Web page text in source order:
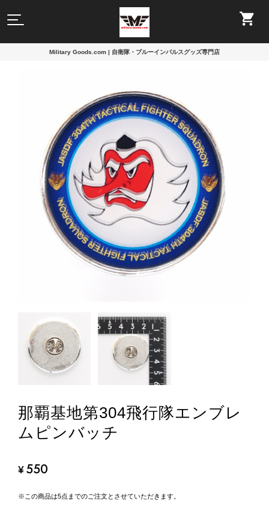
Military Goods.com | 自衛隊・ブルーインパルスグッズ専門店
那覇基地第304飛行隊エンブレ
ムピンバッチ
¥550
※この商品は5点までのご注文とさせていただきます。